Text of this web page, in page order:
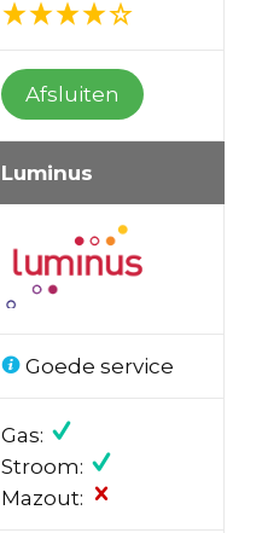
Afsluiten
Luminus
Goede service
Gas:
Stroom:
Mazout: